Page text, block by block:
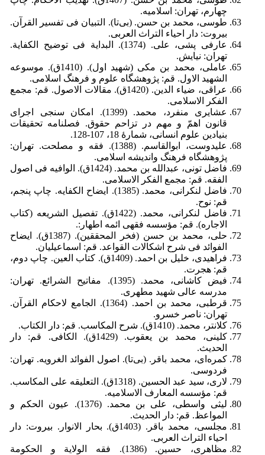
چهارم، تهران: اسلامیه.
طوسی، محمد بن حسن. (بی‌تا). التبیان فی تفسیر القرآن.
بیروت: دار احیاء التراث العربی.
عارفی پشى، على. (1374). البدایة فی توضیح الکفایة.
تهران: نیایش.
عاملی، محمد بن مکی (شهید اول). (1410ق). موسوعه
الشهید الاول. قم: پژوهشگاه علوم و فرهنگ اسلامی.
عراقی، ضیاء الدین. (1420ق). مقالات الاصول. قم: مجمع
الفکر الاسلامی.
عشایری منفرد، محمد. (1399). امکان سنجی اجرای
قانون اهمّ و مهم در تزاحم حقوق. فصلنامه تحقیقات
بنیادین علوم انسانی، شمارۀ 18، 107-128.
علیدوست، ابوالقاسم. (1388). فقه و مصلحت. تهران:
پژوهشگاه فرهنگ و‌اندیشه اسلامی.
فاضل تونی، عبدالله بن محمد. (1424ق). الوافیه فی اصول
الفقه. قم: مجمع الفکر الاسلامی.
فاضل لنکرانی، محمد. (1385). ایضاح الکفایه. چاپ پنجم،
قم: نوح.
فاضل لنکرانی، محمد. (1422ق). تفصیل الشریعه (کتاب
الاجاره). قم: مؤسسه فقهی ائمه اطهار:.
حلی، محمد بن حسن (فخر المحققین). (1387ق). ایضاح
الفوائد فی شرح اشکالات القواعد. قم: اسماعیلیان.
فراهیدی، خلیل بن احمد. (1409ق). کتاب العین. چاپ دوم،
قم: هجرت.
فیض کاشانی، محمد. (1395). مفاتیح الشرائع. تهران:
مدرسه عالی شهید مطهری.
قرطبی، محمد بن احمد. (1364). الجامع لاحکام القرآن.
تهران: ناصر خسرو.
کلانتر، محمد. (1410ق). شرح المکاسب. قم: دار الکتاب.
کلینی، محمد بن یعقوب. (1429ق). الکافی. قم: دار
الحدیث.
کمره‌ای، محمد باقر. (بی‌تا). اصول الفوائد الغرویه. تهران:
فردوسی.
لاری، سید عبد الحسین. (1318ق). التعلیقه علی المکاسب.
قم: مؤسسه المعارف الاسلامیه.
لیثى واسطى، على بن محمد. (1376). عیون الحکم و
المواعظ. قم: دار الحدیث.
مجلسی، محمد باقر. (1403ق). بحار الانوار. بیروت: دار
احیاء التراث العربی.
مظاهری، حسین. (1386). فقه الولایة و الحکومة